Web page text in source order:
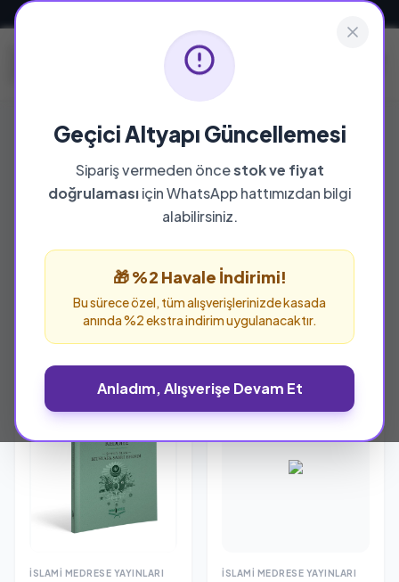
Geçici Altyapı Güncellemesi
Sipariş vermeden öncestok ve fiyat
doğrulamasıiçin WhatsApp hattımızdan bilgi
alabilirsiniz.
🎁 %2 Havale İndirimi!
Bu sürece özel, tüm alışverişlerinizde kasada
anında %2 ekstra indirim uygulanacaktır.
Anladım, Alışverişe Devam Et
YAYINEVI
İslami Medrese Yayınları
İslami Medrese Yayınları yayınevine ait tüm
eserleri bu sayfada inceleyebilir ve güvenle
İSLAMI MEDRESE YAYINLARI
%44 İNDİRİM
İSLAMI MEDRESE YAYINLARI